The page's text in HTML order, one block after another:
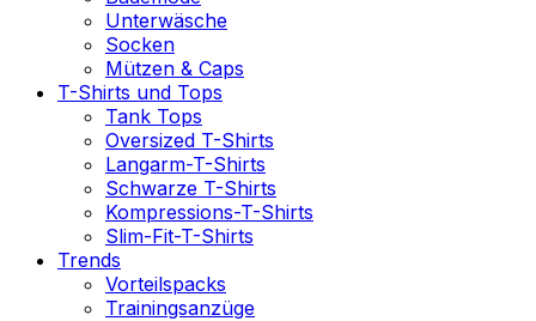
Unterwäsche
Socken
Mützen & Caps
T-Shirts und Tops
Tank Tops
Oversized T-Shirts
Langarm-T-Shirts
Schwarze T-Shirts
Kompressions-T-Shirts
Slim-Fit-T-Shirts
Trends
Vorteilspacks
Trainingsanzüge